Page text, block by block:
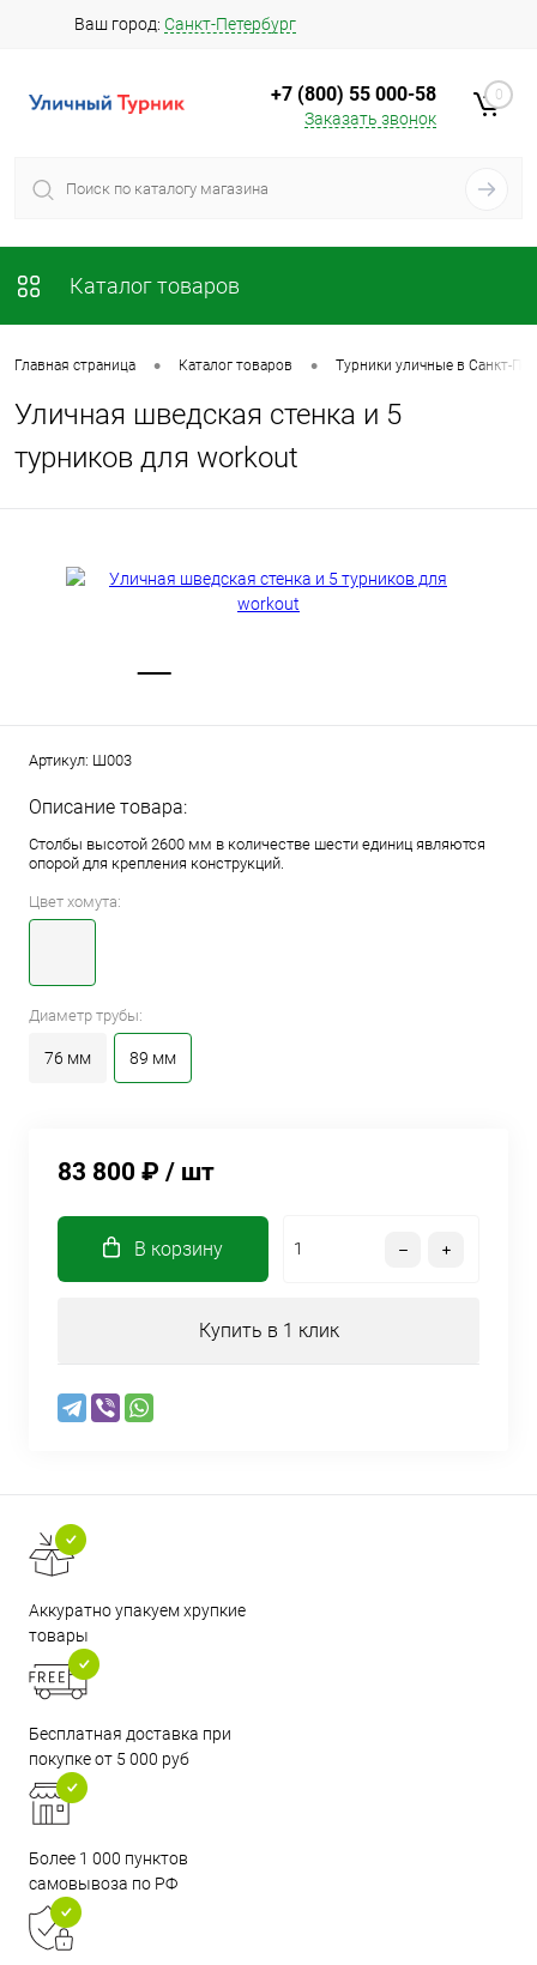
Ваш город: Санкт-Петербург
+7 (800) 55 000-58
Заказать звонок
0
Каталог товаров
Главная страница • Каталог товаров • Турники уличные в Санкт-
Уличная шведская стенка и 5
турников для workout
Артикул: Ш003
Описание товара:
Столбы высотой 2600 мм в количестве шести единиц являются
опорой для крепления конструкций.
Цвет хомута:
Диаметр трубы:
76 мм 89 мм
83 800 ₽ / шт
В корзину
Купить в 1 клик
Аккуратно упакуем хрупкие
товары
Бесплатная доставка при
покупке от 5 000 руб
Более 1 000 пунктов
самовывоза по РФ